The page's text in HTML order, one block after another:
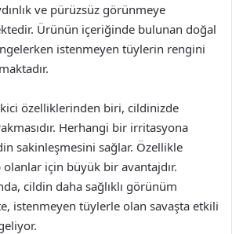
ve pürüzsüz görünmeye
Ürünün içeriğinde bulunan doğal
istenmeyen tüylerin rengini
özelliklerinden biri, cildinizde
Herhangi bir irritasyona
sakinleşmesini sağlar. Özellikle
için büyük bir avantajdır.
cildin daha sağlıklı görünüm
istenmeyen tüylerle olan savaşta etkili